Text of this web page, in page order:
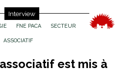
Interview
FNE PACA SECTEUR
ASSOCIATIF
est mis à